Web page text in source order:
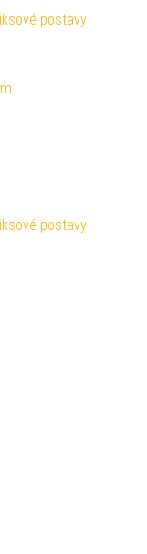
postavy
postavy